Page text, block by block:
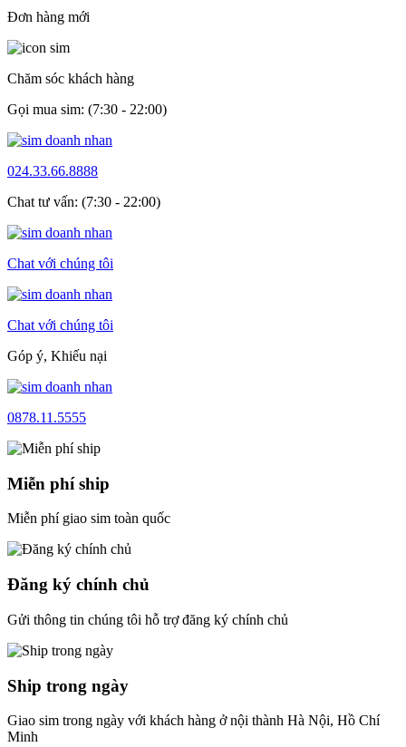
Đơn hàng mới
Chăm sóc khách hàng
Gọi mua sim: (7:30 - 22:00)
024.33.66.8888
Chat tư vấn: (7:30 - 22:00)
Chat với chúng tôi
Chat với chúng tôi
Góp ý, Khiếu nại
0878.11.5555
Miễn phí ship
Miễn phí giao sim toàn quốc
Đăng ký chính chủ
Gửi thông tin chúng tôi hỗ trợ đăng ký chính chủ
Ship trong ngày
Giao sim trong ngày với khách hàng ở nội thành Hà Nội, Hồ Chí
Minh